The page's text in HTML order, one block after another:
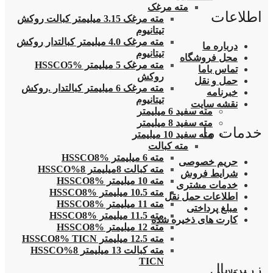
مته مرغک
مته مرغک 3.15 میلیمتر کبالت روکش
تیتانیوم
مته مرغک 4.0 میلیمتر کبالتدار روکش
تیتانیوم
مته مرغک 5 میلیمتر HSSCO5%
روکش
مته مرغک 6 میلیمتر کبالتدار .روکش
تیتانیوم
مته سفید 6 میلیمتر
مته سفید 8 میلیمتر
مته سفید 10 میلیمتر
مته کبالت
مته 6 میلیمتر HSSCO8%
مته کبالت 8میلیمتر 8%HSSCO
مته 10 میلیمتر HSSCO8%
مته 10.5 میلیمتر HSSCO8%
مته 11 میلیمتر HSSCO8%
مته 11.5 میلیمتر HSSCO8%
مته 12 میلیمتر HSSCO8%
مته 12.5 میلیمتر HSSCO8% TICN
مته کبالت 13 میلیمتر 8%HSSCO
TICN
اطلاعات
درباره ما
محل فروشگاه
تماس باما
حمل و نقل
خبرنامه
نقشه سایت
خدمات ما
حریم خصوصی
شرایط فروش
خدمات مشتری
اطلاعات حمل نقل
مبلغ پرداختی
کارت های ذخیره شده
زرین پال